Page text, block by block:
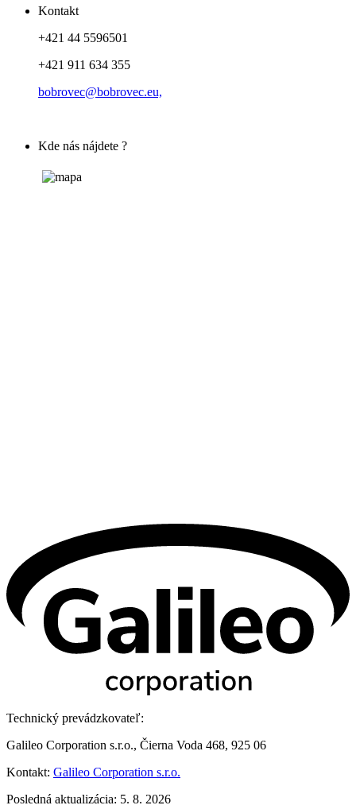
Kontakt
+421 44 5596501
+421 911 634 355
bobrovec@bobrovec.eu,
Kde nás nájdete ?
Technický prevádzkovateľ:
Galileo Corporation s.r.o., Čierna Voda 468, 925 06
Kontakt: Galileo Corporation s.r.o.
Posledná aktualizácia: 5. 8. 2026